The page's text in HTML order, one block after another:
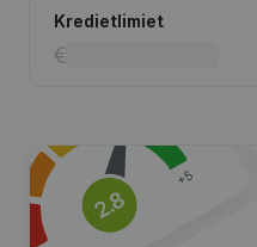
Kredietlimiet